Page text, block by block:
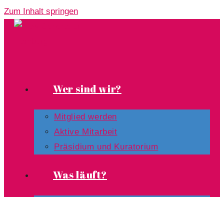
Zum Inhalt springen
Wer sind wir?
Mitglied werden
Aktive Mitarbeit
Präsidium und Kuratorium
Was läuft?